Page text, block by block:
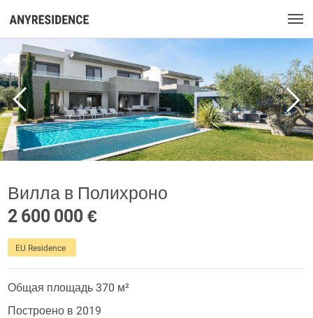
Вилла в Полихроно
2 600 000 €
EU Residence
Общая площадь 370 м²
Построено в 2019